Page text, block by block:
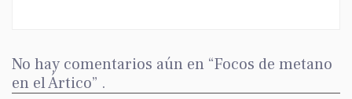
No hay comentarios aún en “Focos de metano
en el Ártico” .